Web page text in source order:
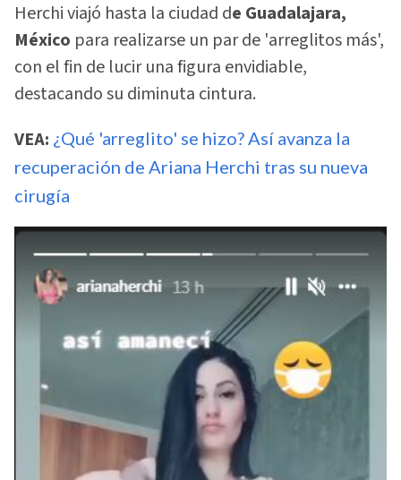
Herchi viajó hasta la ciudad de Guadalajara,
México para realizarse un par de 'arreglitos más',
con el fin de lucir una figura envidiable,
destacando su diminuta cintura.
VEA: ¿Qué 'arreglito' se hizo? Así avanza la
recuperación de Ariana Herchi tras su nueva
cirugía